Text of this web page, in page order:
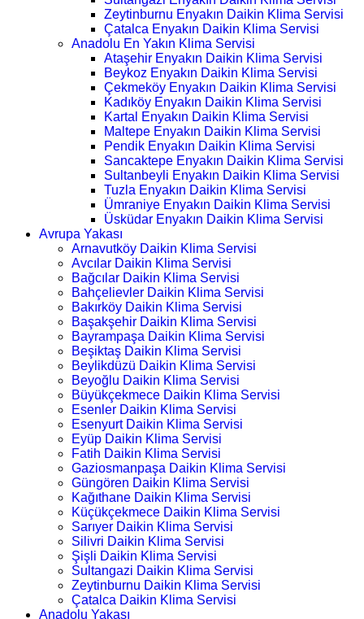
Zeytinburnu Enyakın Daikin Klima Servisi
Çatalca Enyakın Daikin Klima Servisi
Anadolu En Yakın Klima Servisi
Ataşehir Enyakın Daikin Klima Servisi
Beykoz Enyakın Daikin Klima Servisi
Çekmeköy Enyakın Daikin Klima Servisi
Kadıköy Enyakın Daikin Klima Servisi
Kartal Enyakın Daikin Klima Servisi
Maltepe Enyakın Daikin Klima Servisi
Pendik Enyakın Daikin Klima Servisi
Sancaktepe Enyakın Daikin Klima Servisi
Sultanbeyli Enyakın Daikin Klima Servisi
Tuzla Enyakın Daikin Klima Servisi
Ümraniye Enyakın Daikin Klima Servisi
Üsküdar Enyakın Daikin Klima Servisi
Avrupa Yakası
Arnavutköy Daikin Klima Servisi
Avcılar Daikin Klima Servisi
Bağcılar Daikin Klima Servisi
Bahçelievler Daikin Klima Servisi
Bakırköy Daikin Klima Servisi
Başakşehir Daikin Klima Servisi
Bayrampaşa Daikin Klima Servisi
Beşiktaş Daikin Klima Servisi
Beylikdüzü Daikin Klima Servisi
Beyoğlu Daikin Klima Servisi
Büyükçekmece Daikin Klima Servisi
Esenler Daikin Klima Servisi
Esenyurt Daikin Klima Servisi
Eyüp Daikin Klima Servisi
Fatih Daikin Klima Servisi
Gaziosmanpaşa Daikin Klima Servisi
Güngören Daikin Klima Servisi
Kağıthane Daikin Klima Servisi
Küçükçekmece Daikin Klima Servisi
Sarıyer Daikin Klima Servisi
Silivri Daikin Klima Servisi
Şişli Daikin Klima Servisi
Sultangazi Daikin Klima Servisi
Zeytinburnu Daikin Klima Servisi
Çatalca Daikin Klima Servisi
Anadolu Yakası